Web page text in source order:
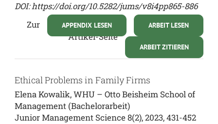
DOI:https://doi.org/10.5282/jums/v8i4pp865-886
ARBEIT LESEN
APPENDIX LESEN
ARBEIT ZITIEREN
Zur
Artikel-Seite
Ethical Problems in Family Firms
Elena Kowalik, WHU – Otto Beisheim School of
Management (Bachelorarbeit)
Junior Management Science 8(2), 2023, 431-452